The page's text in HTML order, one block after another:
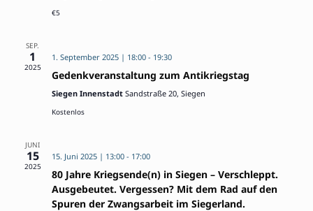
€5
SEP.
1
2025
1. September 2025 | 18:00- 19:30
Gedenkveranstaltung zum Antikriegstag
Siegen Innenstadt Sandstraße 20, Siegen
Kostenlos
JUNI
15
2025
15. Juni 2025 | 13:00- 17:00
80 Jahre Kriegsende(n) in Siegen – Verschleppt.
Ausgebeutet. Vergessen? Mit dem Rad auf den
Spuren der Zwangsarbeit im Siegerland.